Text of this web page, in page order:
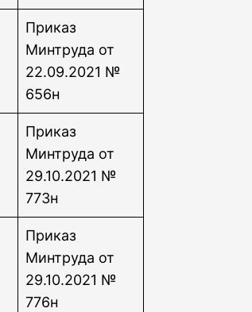
Приказ
Минтруда от
22.09.2021 №
656н
Приказ
Минтруда от
29.10.2021 №
773н
Приказ
Минтруда от
29.10.2021 №
776н